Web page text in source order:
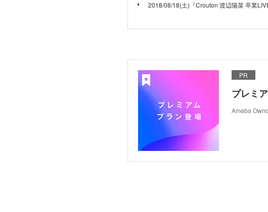
2018/08/18(土)『Crouton 渡辺陽菜 卒業
PR
プレミ
Ameba